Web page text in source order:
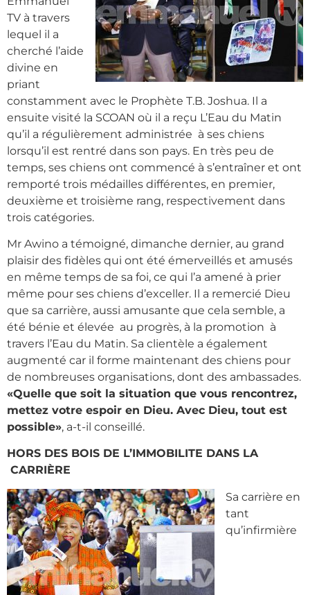
TV à travers
lequel il a
cherché l’aide
divine en
priant
constamment avec le Prophète T.B. Joshua. Il a
ensuite visité la SCOAN où il a reçu L’Eau du Matin
qu’il a régulièrement administrée à ses chiens
lorsqu’il est rentré dans son pays. En très peu de
temps, ses chiens ont commencé à s’entraîner et ont
remporté trois médailles différentes, en premier,
deuxième et troisième rang, respectivement dans
trois catégories.
Mr Awino a témoigné, dimanche dernier, au grand
plaisir des fidèles qui ont été émerveillés et amusés
en même temps de sa foi, ce qui l’a amené à prier
même pour ses chiens d’exceller. Il a remercié Dieu
que sa carrière, aussi amusante que cela semble, a
été bénie et élevée au progrès, à la promotion à
travers l’Eau du Matin. Sa clientèle a également
augmenté car il forme maintenant des chiens pour
de nombreuses organisations, dont des ambassades.
«Quelle que soit la situation que vous rencontrez,
mettez votre espoir en Dieu. Avec Dieu, tout est
possible», a-t-il conseillé.
HORS DES BOIS DE L’IMMOBILITE DANS LA
CARRIÈRE
Sa carrière en
tant
qu’infirmière